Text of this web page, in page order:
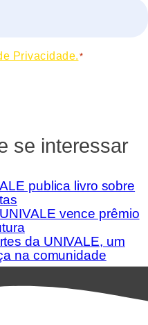
Privacidade. *
se interessar
publica livro sobre
vence prêmio
da UNIVALE, um
na comunidade